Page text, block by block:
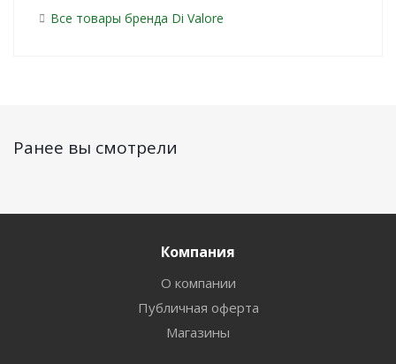
Все товары бренда Di Valore
Ранее вы смотрели
Компания
О компании
Публичная оферта
Магазины